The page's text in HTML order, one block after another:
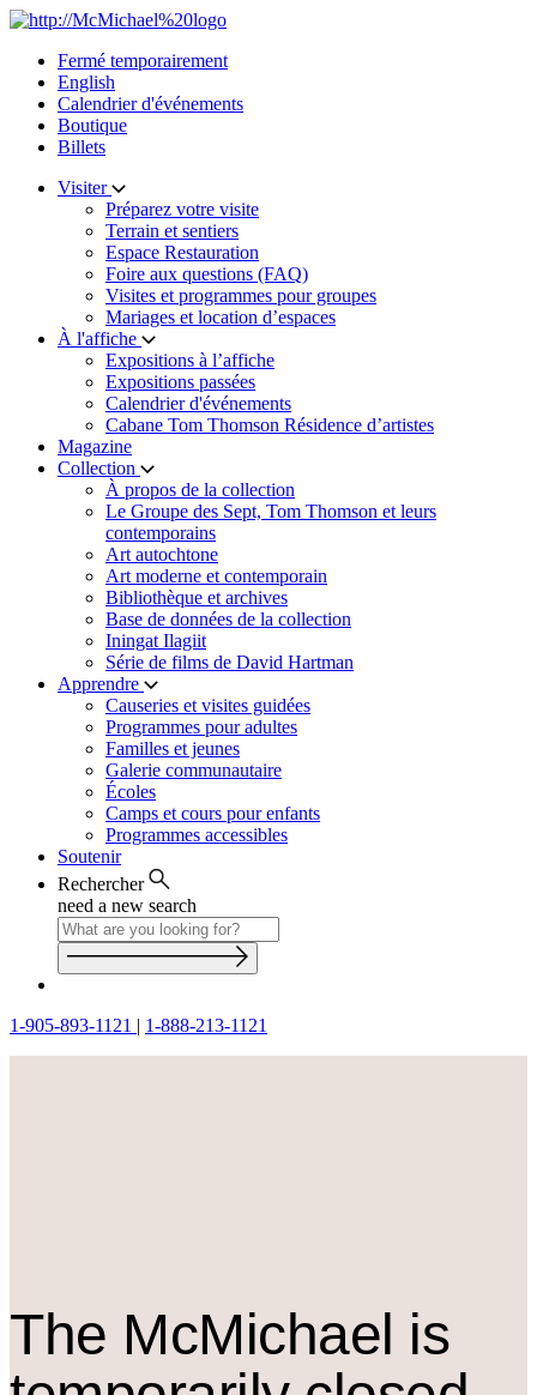
Skip
contentFermé temporairement
English
Calendrier d'événements
Boutique
Billets
Visiter
Préparez votre visite
Terrain et sentiers
Espace Restauration
Foire aux questions (FAQ)
Visites et programmes pour groupes
Mariages et location d’espaces
À l'affiche
Expositions à l’affiche
Expositions passées
Calendrier d'événements
Cabane Tom Thomson Résidence d’artistes
Magazine
Collection
À propos de la collection
Le Groupe des Sept, Tom Thomson et leurs
contemporains
Art autochtone
Art moderne et contemporain
Bibliothèque et archives
Base de données de la collection
Iningat Ilagiit
Série de films de David Hartman
Apprendre
Causeries et visites guidées
Programmes pour adultes
Familles et jeunes
Galerie communautaire
Écoles
Camps et cours pour enfants
Programmes accessibles
Soutenir
Rechercher
need a new search
1-905-893-1121 | 1-888-213-1121
The McMichael is